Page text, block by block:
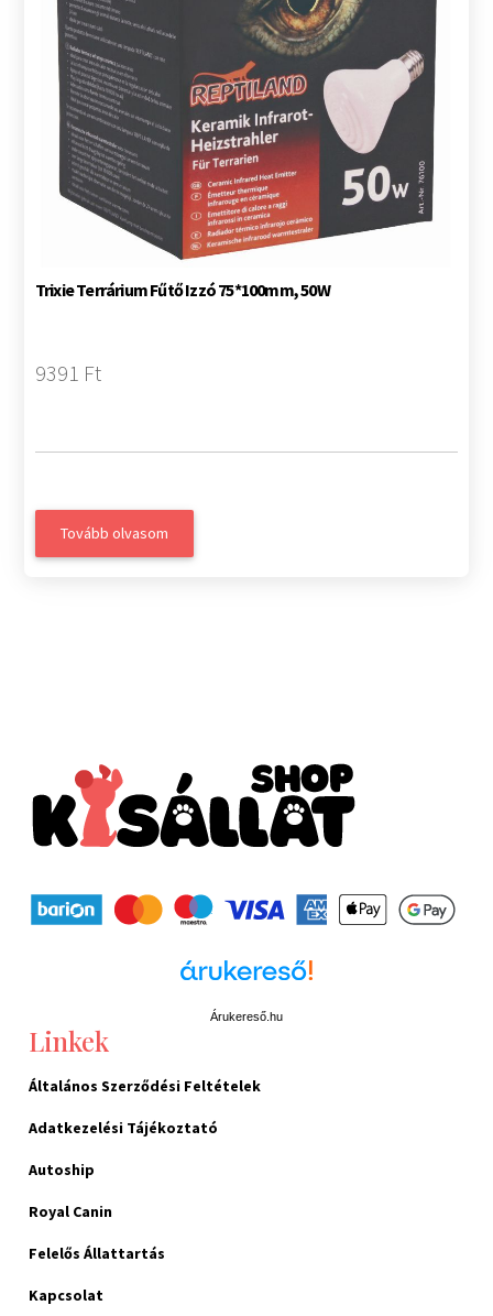
Trixie Terrárium Fűtő Izzó 75*100mm, 50W
9391 Ft
Tovább olvasom
Árukereső.hu
Linkek
Általános Szerződési Feltételek
Adatkezelési Tájékoztató
Autoship
Royal Canin
Felelős Állattartás
Kapcsolat